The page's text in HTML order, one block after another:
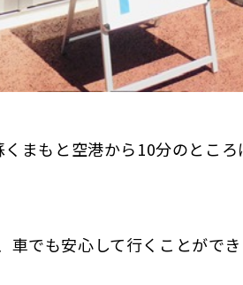
まもと空港から10分のとこ
でも安心して行くことができ